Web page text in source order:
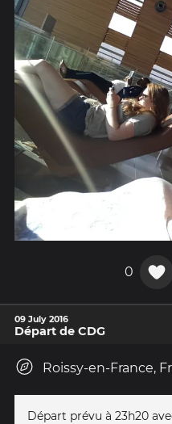
0
09 July 2016
Départ de CDG
Roissy-en-France,
Départ prévu à 23h20